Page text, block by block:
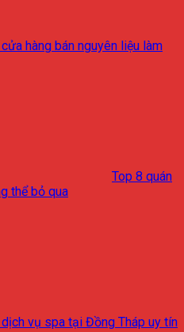
hàng bán nguyên liệu làm
Top 8 quán
thể bỏ qua
vụ spa tại Đồng Tháp uy tín